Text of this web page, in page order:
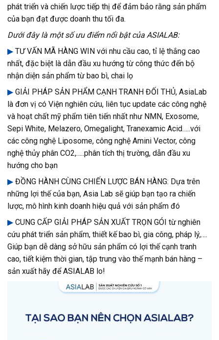
phát triển và chiến lược tiếp thị để đảm bảo rằng sản phẩm
của bạn đạt được doanh thu tối đa.
Dưới đây là một số ưu điểm nổi bật của ASIALAB:
▶ TƯ VẤN MÃ HÀNG WIN với nhu cầu cao, tỉ lệ thắng cao
nhất, đặc biệt là dẫn đầu xu hướng từ công thức đến bộ
nhận diện sản phẩm từ bao bì, chai lọ
▶ GIẢI PHÁP SẢN PHẨM CẠNH TRANH ĐỐI THỦ, AsiaLab
là đơn vị có Viện nghiên cứu, liên tục update các công nghệ
và hoạt chất mỹ phẩm tiên tiến nhất như NMN, Exosome,
Sepi White, Melazero, Omegalight, Tranexamic Acid…..với
các công nghệ Liposome, công nghệ Amini Vector, công
nghệ thủy phân CO2,…..phân tích thị trường, dẫn đầu xu
hướng cho bạn
▶ ĐỒNG HÀNH CÙNG CHIẾN LƯỢC BÁN HÀNG: Dựa trên
những lợi thế của bạn, Asia Lab sẽ giúp bạn tạo ra chiến
lược, mô hình kinh doanh hiệu quả với sản phẩm đó
▶ CUNG CẤP GIẢI PHÁP SẢN XUẤT TRỌN GÓI từ nghiên
cứu phát triển sản phẩm, thiết kế bao bì, gia công, pháp lý,….
Giúp bạn dễ dàng sở hữu sản phẩm có lợi thế cạnh tranh
cao, tiết kiệm thời gian, tập trung vào thế mạnh bán hàng –
sản xuất hãy để ASIALAB lo!